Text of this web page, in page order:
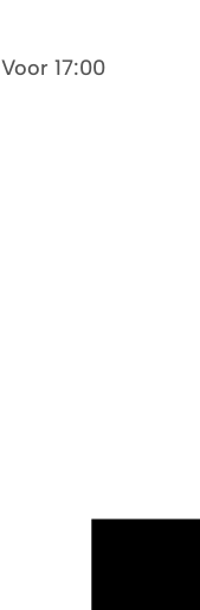
Voor 17:00